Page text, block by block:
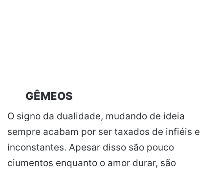
GÊMEOS
O signo da dualidade, mudando de ideia
sempre acabam por ser taxados de infiéis e
inconstantes. Apesar disso são pouco
ciumentos enquanto o amor durar, são